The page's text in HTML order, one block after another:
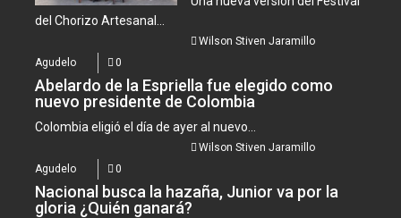
del Chorizo Artesanal...
Wilson Stiven Jaramillo
Agudelo
0
Abelardo de la Espriella fue elegido como
nuevo presidente de Colombia
Colombia eligió el día de ayer al nuevo...
Wilson Stiven Jaramillo
Agudelo
0
Nacional busca la hazaña, Junior va por la
gloria ¿Quién ganará?